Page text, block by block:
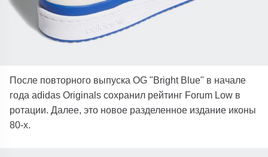
После повторного выпуска OG "Bright Blue" в начале
года adidas Originals сохранил рейтинг Forum Low в
ротации. Далее, это новое разделенное издание иконы
80-х.